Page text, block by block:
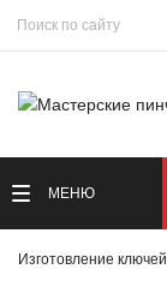
МЕНЮ
Изготовление ключей